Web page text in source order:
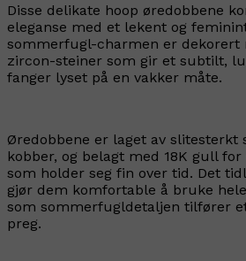
Disse delikate hoop øredobbene
eleganse med et lekent og
sommerfugl-charmen er dekorert
zircon-steiner som gir et subtilt,
fanger lyset på en vakker måte.
Øredobbene er laget av slitesterkt
kobber, og belagt med 18K gull
som holder seg fin over tid. Det
gjør dem komfortable å bruke
som sommerfugldetaljen tilfører
preg.